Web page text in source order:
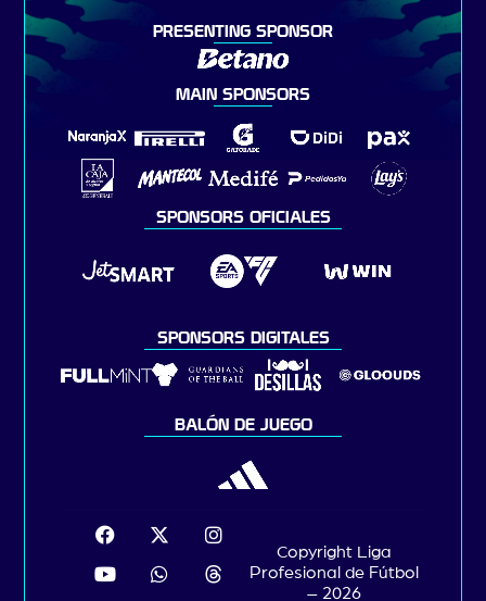
PRESENTING SPONSOR
MAIN SPONSORS
SPONSORS OFICIALES
SPONSORS DIGITALES
BALÓN DE JUEGO
Copyright Liga
Profesional de Fútbol
– 2026